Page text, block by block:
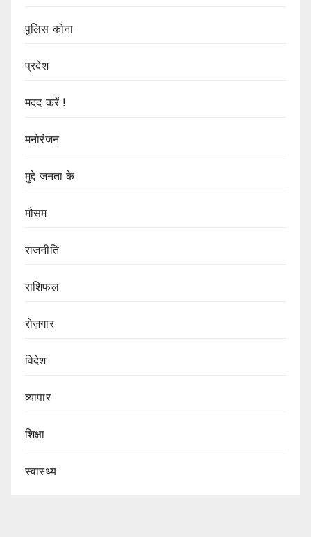
पुलिस कोना
प्रदेश
मदद करें !
मनोरंजन
मुद्दे जनता के
मौसम
राजनीति
राशिफल
रोज़गार
विदेश
व्यापार
शिक्षा
स्वास्थ्य